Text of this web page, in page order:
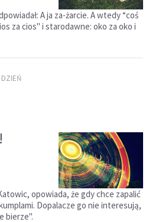
A ja za-żarcie. A wtedy “coś
za cios" i starodawne: oko za oko i
opowiada, że gdy chce zapalić
Dopalacze go nie interesują,
bierze".